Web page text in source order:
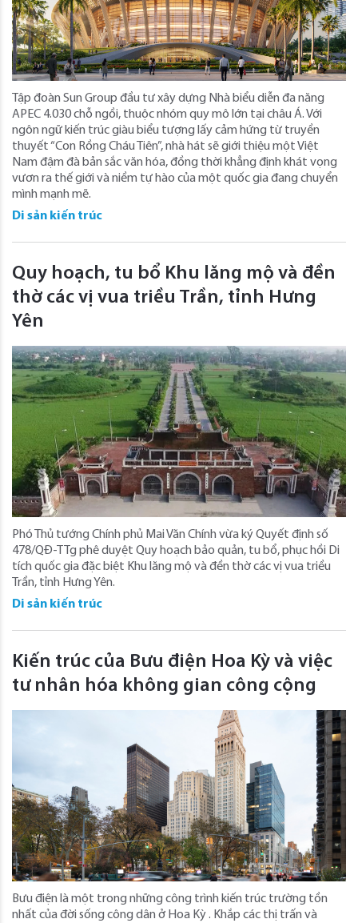
Tập đoàn Sun Group đầu tư xây dựng Nhà biểu diễn đa năng
APEC 4.030 chỗ ngồi, thuộc nhóm quy mô lớn tại châu Á. Với
ngôn ngữ kiến trúc giàu biểu tượng lấy cảm hứng từ truyền
thuyết “Con Rồng Cháu Tiên”, nhà hát sẽ giới thiệu một Việt
Nam đậm đà bản sắc văn hóa, đồng thời khẳng định khát vọng
vươn ra thế giới và niềm tự hào của một quốc gia đang chuyển
mình mạnh mẽ.
Di sản kiến trúc
Quy hoạch, tu bổ Khu lăng mộ và đền
thờ các vị vua triều Trần, tỉnh Hưng
Yên
Phó Thủ tướng Chính phủ Mai Văn Chính vừa ký Quyết định số
478/QĐ-TTg phê duyệt Quy hoạch bảo quản, tu bổ, phục hồi Di
tích quốc gia đặc biệt Khu lăng mộ và đền thờ các vị vua triều
Trần, tỉnh Hưng Yên.
Di sản kiến trúc
Kiến trúc của Bưu điện Hoa Kỳ và việc
tư nhân hóa không gian công cộng
Bưu điện là một trong những công trình kiến ​​trúc trường tồn
nhất của đời sống công dân ở Hoa Kỳ . Khắp các thị trấn và